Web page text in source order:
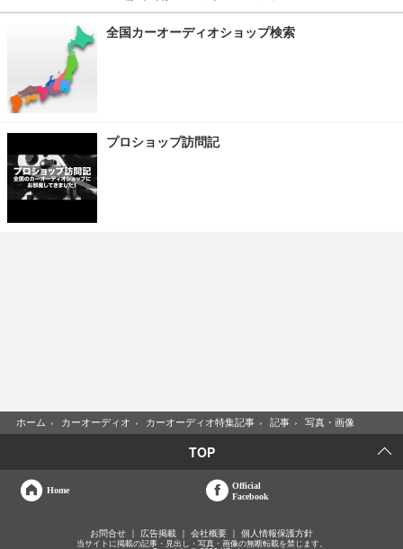
全国カーオーディオショップ検索
プロショップ訪問記
ホーム › カーオーディオ › カーオーディオ特集記事 › 記事 › 写真・画像
TOP
Home
Official
Facebook
お問合せ 広告掲載 会社概要 個人情報保護方針
当サイトに掲載の記事・見出し・写真・画像の無断転載を禁じます。